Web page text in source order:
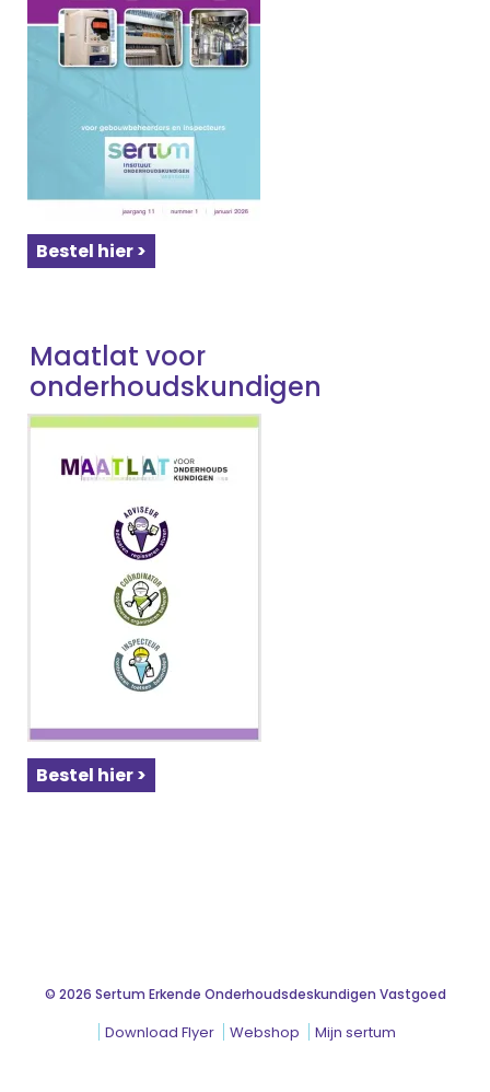
Bestel hier >
Maatlat voor
onderhoudskundigen
Bestel hier >
© 2026 Sertum Erkende Onderhoudsdeskundigen Vastgoed
Download Flyer Webshop Mijn sertum